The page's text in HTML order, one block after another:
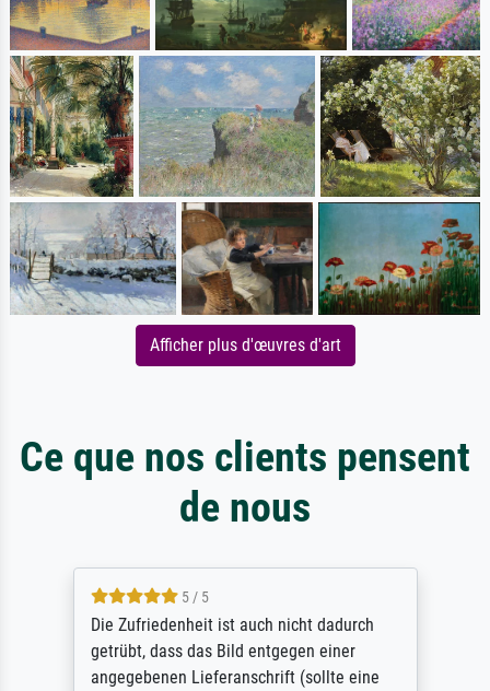
Afficher plus d'œuvres d'art
Ce que nos clients pensent
de nous
5 / 5
Die Zufriedenheit ist auch nicht dadurch
getrübt, dass das Bild entgegen einer
angegebenen Lieferanschrift (sollte eine